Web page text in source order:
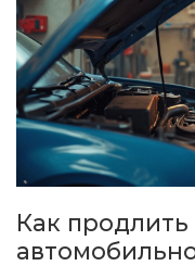
Как